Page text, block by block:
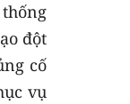
đột
cố
vụ